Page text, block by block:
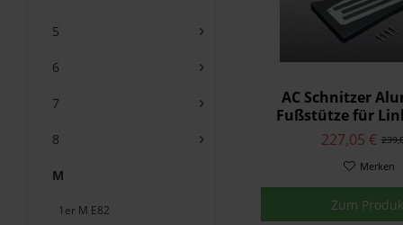
5
6
7
8
M
1er M E82
AC Schnitzer
Fußstütze für
LHD BMW XM
227,05 €
Merken
Zum